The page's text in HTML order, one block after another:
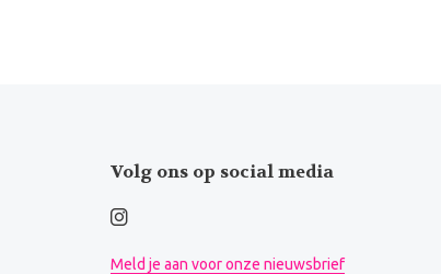
Volg ons op social media
Meld je aan voor onze nieuwsbrief